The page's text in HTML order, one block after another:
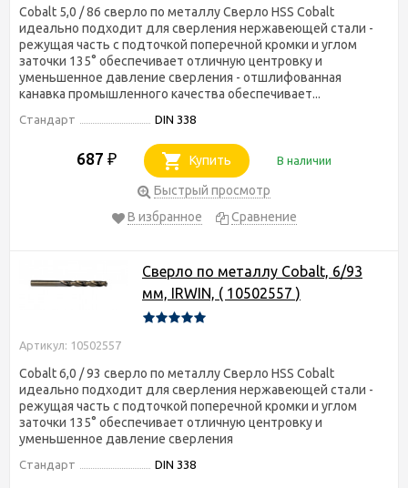
Cobalt 5,0 / 86 сверло по металлу Сверло HSS Cobalt
идеально подходит для сверления нержавеющей стали -
режущая часть с подточкой поперечной кромки и углом
заточки 135° обеспечивает отличную центровку и
уменьшенное давление сверления - отшлифованная
канавка промышленного качества обеспечивает...
Стандарт DIN 338
687 ₽ Купить В наличии
Быстрый просмотр
В избранное
Сравнение
Сверло по металлу Cobalt, 6/93
мм, IRWIN, ( 10502557 )
Артикул: 10502557
Cobalt 6,0 / 93 сверло по металлу Сверло HSS Cobalt
идеально подходит для сверления нержавеющей стали -
режущая часть с подточкой поперечной кромки и углом
заточки 135° обеспечивает отличную центровку и
уменьшенное давление сверления
Стандарт DIN 338